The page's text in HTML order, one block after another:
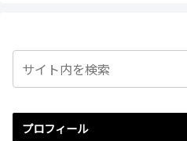
プロフィール